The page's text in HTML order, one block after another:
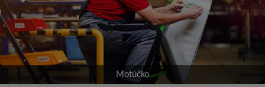
Motúčko